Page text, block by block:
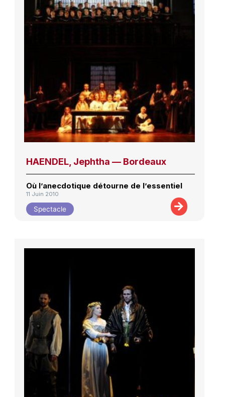
HAENDEL, Jephtha — Bordeaux
Où l’anecdotique détourne de l’essentiel
11 Juin 2010
Spectacle